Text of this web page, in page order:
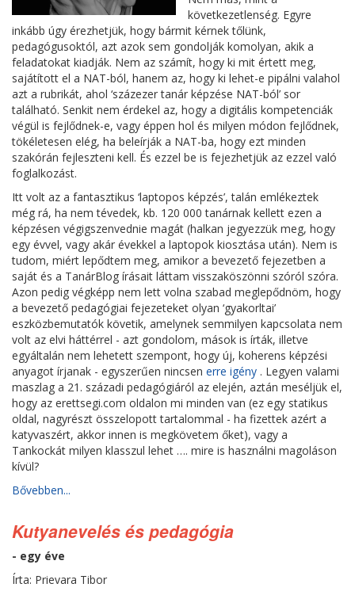
következetlenség. Egyre
inkább úgy érezhetjük, hogy bármit kérnek tőlünk,
pedagógusoktól, azt azok sem gondolják komolyan, akik a
feladatokat kiadják. Nem az számít, hogy ki mit értett meg,
sajátított el a NAT-ból, hanem az, hogy ki lehet-e pipálni valahol
azt a rubrikát, ahol ‘százezer tanár képzése NAT-ból’ sor
található. Senkit nem érdekel az, hogy a digitális kompetenciák
végül is fejlődnek-e, vagy éppen hol és milyen módon fejlődnek,
tökéletesen elég, ha beleírják a NAT-ba, hogy ezt minden
szakórán fejleszteni kell. És ezzel be is fejezhetjük az ezzel való
foglalkozást.
Itt volt az a fantasztikus ‘laptopos képzés’, talán emlékeztek
még rá, ha nem tévedek, kb. 120 000 tanárnak kellett ezen a
képzésen végigszenvednie magát (halkan jegyezzük meg, hogy
egy évvel, vagy akár évekkel a laptopok kiosztása után). Nem is
tudom, miért lepődtem meg, amikor a bevezető fejezetben a
saját és a TanárBlog írásait láttam visszaköszönni szóról szóra.
Azon pedig végképp nem lett volna szabad meglepődnöm, hogy
a bevezető pedagógiai fejezeteket olyan ‘gyakorltai’
eszközbemutatók követik, amelynek semmilyen kapcsolata nem
volt az elvi háttérrel - azt gondolom, mások is írták, illetve
egyáltalán nem lehetett szempont, hogy új, koherens képzési
anyagot írjanak - egyszerűen nincsen erre igény . Legyen valami
maszlag a 21. századi pedagógiáról az elején, aztán meséljük el,
hogy az erettsegi.com oldalon mi minden van (ez egy statikus
oldal, nagyrészt összelopott tartalommal - ha fizettek azért a
katyvaszért, akkor innen is megkövetem őket), vagy a
Tankockát milyen klasszul lehet …. mire is használni magoláson
kívül?
Bővebben...
Kutyanevelés és pedagógia
- egy éve
Írta: Prievara Tibor